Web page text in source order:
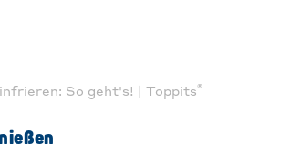
So geht's! | Toppits®